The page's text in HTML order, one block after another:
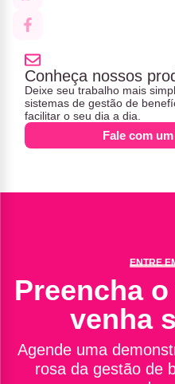
Conheça nossos
Deixe seu trabalho mais
sistemas de gestão de
facilitar o seu dia a dia.
Fale com
ENTRE
Preencha
venha
Agende uma
rosa da gestão de